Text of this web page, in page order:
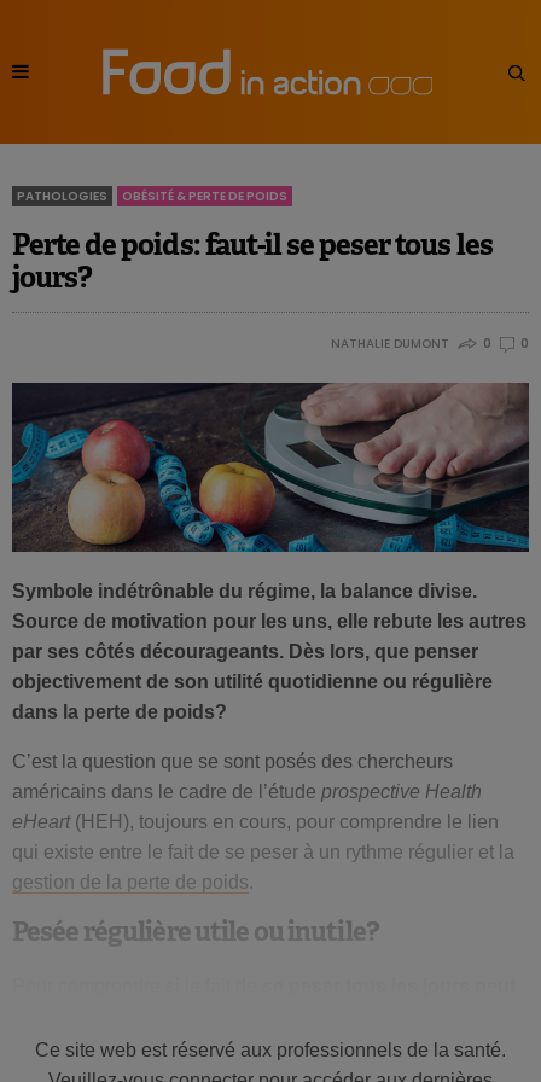
PATHOLOGIES OBÉSITÉ & PERTE DE POIDS
Perte de poids: faut-il se peser tous les
jours?
NATHALIE DUMONT 0 0
Symbole indétrônable du régime, la balance divise.
Source de motivation pour les uns, elle rebute les autres
par ses côtés décourageants. Dès lors, que penser
objectivement de son utilité quotidienne ou régulière
dans la perte de poids?
C’est la question que se sont posés des chercheurs
américains dans le cadre de l’étude prospective Health
eHeart(HEH), toujours en cours, pour comprendre le lien
qui existe entre le fait de se peser à un rythme régulier et la
gestion de la perte de poids.
Pesée régulière utile ou inutile?
de poids, les chercheurs ont observé les habitudes de
pesée de 1 042 adultes (78% hommes, âge moyen 48 ans,
Ce site web est réservé aux professionnels de la santé.